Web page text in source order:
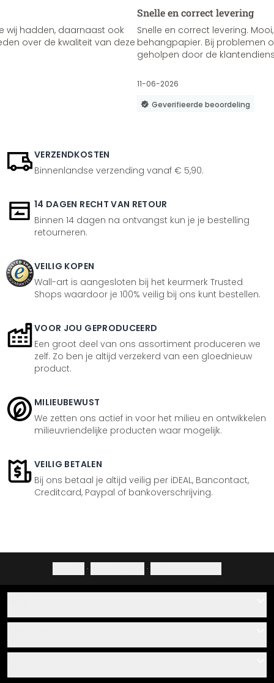
wij hadden, daarnaast ook
over de kwaliteit van deze
Snelle en correct levering
Snelle en correct levering.
behangpapier. Bij problemen
geholpen door de
11-06-2026
Geverifieerde beoordeling
VERZENDKOSTEN
Binnenlandse verzending vanaf € 5,90.
14 DAGEN RECHT VAN RETOUR
Binnen 14 dagen na ontvangst kun je je bestelling
retourneren.
VEILIG KOPEN
Wall-art is aangesloten bij het keurmerk Trusted
Shops waardoor je 100% veilig bij ons kunt bestellen.
VOOR JOU GEPRODUCEERD
Een groot deel van ons assortiment produceren we
zelf. Zo ben je altijd verzekerd van een gloednieuw
product.
MILIEUBEWUST
We zetten ons actief in voor het milieu en ontwikkelen
milieuvriendelijke producten waar mogelijk.
VEILIG BETALEN
Bij ons betaal je altijd veilig per iDEAL, Bancontact,
Creditcard, Paypal of bankoverschrijving.
· ·
Over ons
Plak- en montagehandleidingen